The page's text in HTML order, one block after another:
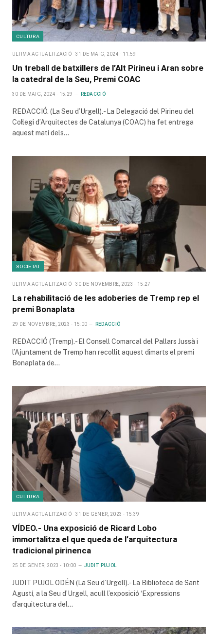
CULTURA
ULTIMA ACTUALITZACIÓ 31 DE MAIG, 2024 - 11:59
Un treball de batxillers de l’Alt Pirineu i Aran sobre
la catedral de la Seu, Premi COAC
30 DE MAIG, 2024 - 15:29 REDACCIÓ
REDACCIÓ. (La Seu d’Urgell).- La Delegació del Pirineu del
Col·legi d’Arquitectes de Catalunya (COAC) ha fet entrega
aquest matí dels…
SOCIETAT
ULTIMA ACTUALITZACIÓ 30 DE NOVEMBRE, 2023 - 15:27
La rehabilitació de les adoberies de Tremp rep el
premi Bonaplata
29 DE NOVEMBRE, 2023 - 15:00 REDACCIÓ
REDACCIÓ (Tremp).- El Consell Comarcal del Pallars Jussà i
l’Ajuntament de Tremp han recollit aquest dimarts el premi
Bonaplata de…
CULTURA
ULTIMA ACTUALITZACIÓ 31 DE GENER, 2023 - 15:39
VÍDEO.- Una exposició de Ricard Lobo
immortalitza el que queda de l’arquitectura
tradicional pirinenca
25 DE GENER, 2023 - 10:00 JUDIT PUJOL
JUDIT PUJOL ODÉN (La Seu d’Urgell).- La Biblioteca de Sant
Agustí, a la Seu d’Urgell, acull l’exposició ‘Expressions
d’arquitectura del…